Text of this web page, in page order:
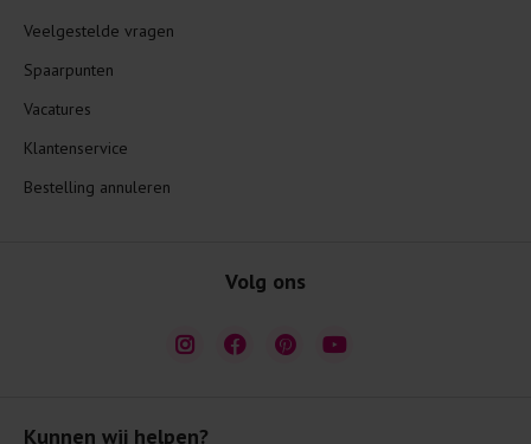
Kunnen wij helpen?
Veelgestelde vragen
Spaarpunten
Vacatures
Klantenservice
Bestelling annuleren
Volg ons